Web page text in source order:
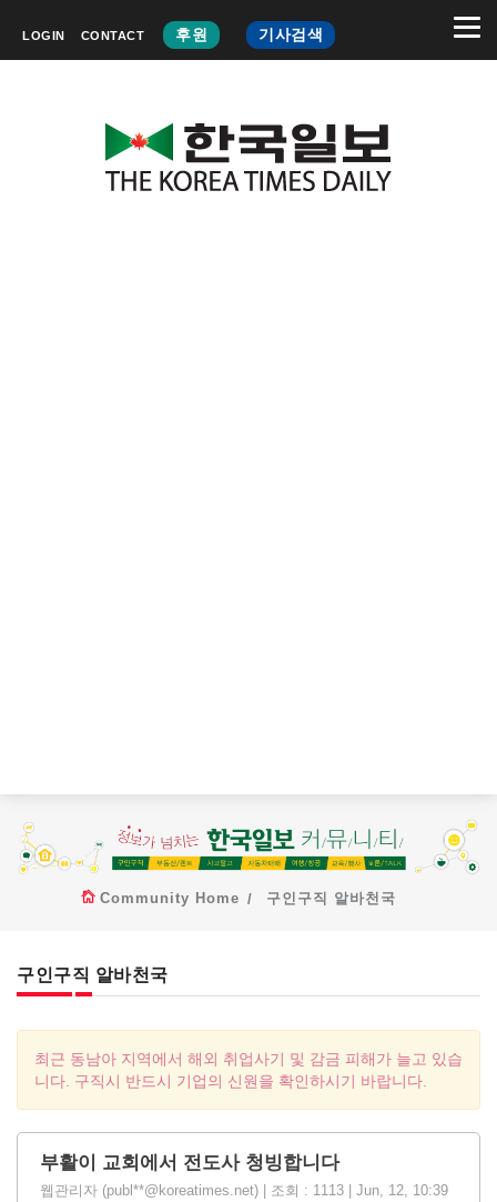
LOGIN CONTACT 후원 기사검색
Community Home 구인구직 알바천국
구인구직 알바천국
최근 동남아 지역에서 해외 취업사기 및 감금 피해가 늘고 있습
니다. 구직시 반드시 기업의 신원을 확인하시기 바랍니다.
부활이 교회에서 전도사 청빙합니다
웹관리자 (publ**@koreatimes.net) | 조회 : 1113 | Jun, 12, 10:39